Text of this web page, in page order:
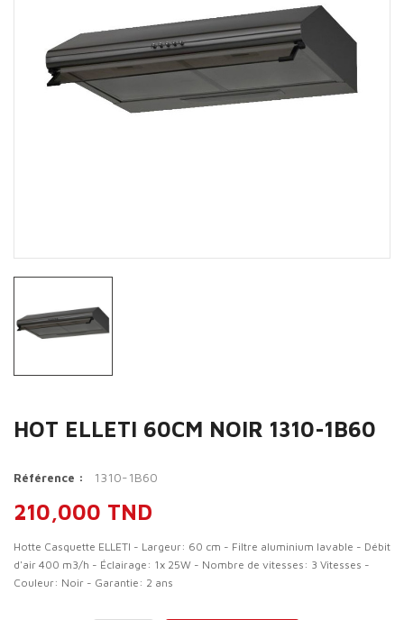
HOT ELLETI 60CM NOIR 1310-1B60
Référence : 1310-1B60
210,000 TND
Hotte Casquette ELLETI - Largeur: 60 cm - Filtre aluminium lavable - Débit
d'air 400 m3/h - Éclairage: 1x 25W - Nombre de vitesses: 3 Vitesses -
Couleur: Noir - Garantie: 2 ans